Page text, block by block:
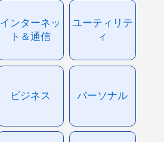
インターネッ
ト＆通信
ユーティリテ
ィ
ビジネス パーソナル